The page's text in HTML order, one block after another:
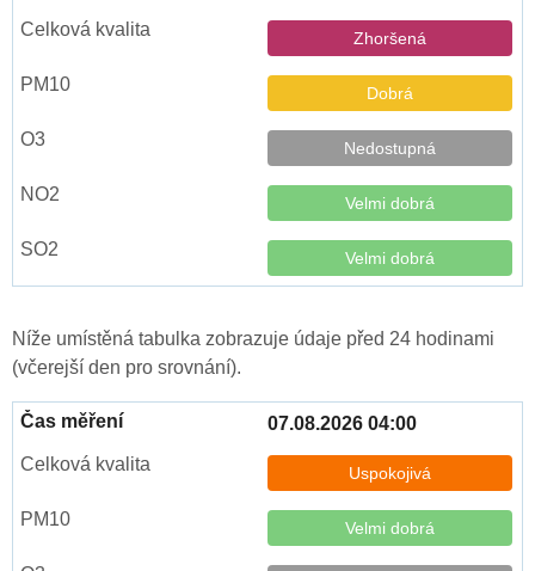
Zhoršená
Dobrá
Nedostupná
Velmi dobrá
Velmi dobrá
Níže umístěná tabulka zobrazuje údaje před 24 hodinami
(včerejší den pro srovnání).
07.08.2026 04:00
Uspokojivá
Velmi dobrá